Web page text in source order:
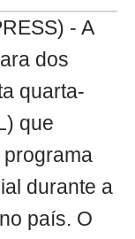
- A
dos
quarta-
que
durante a
país. O